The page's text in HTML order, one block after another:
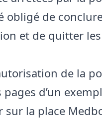
obligé de
et de quitter
de la
d’un
sur la place